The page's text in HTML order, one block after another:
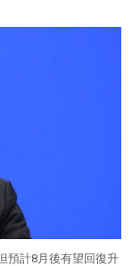
預計8月後有望回復升